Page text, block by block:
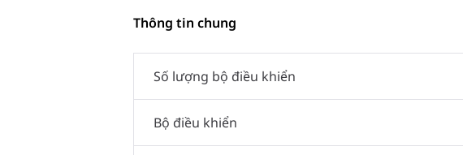
Thông tin chung
Số lượng bộ điều khiển
Bộ điều khiển